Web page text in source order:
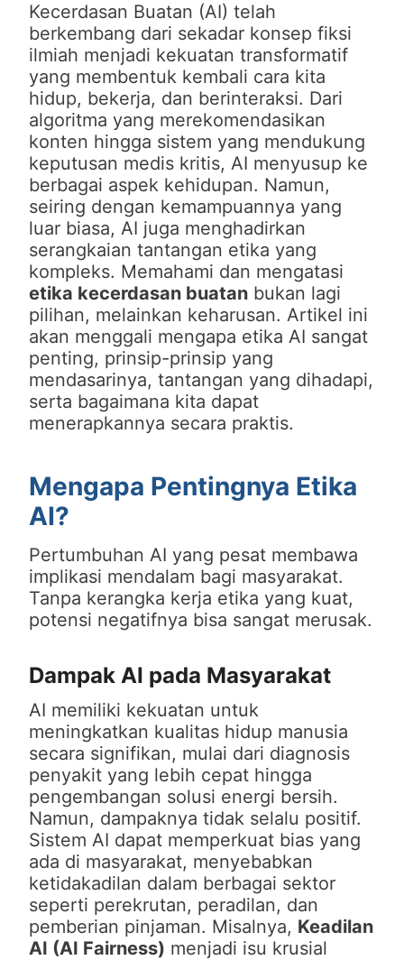
Kecerdasan Buatan (AI) telah
berkembang dari sekadar konsep fiksi
ilmiah menjadi kekuatan transformatif
yang membentuk kembali cara kita
hidup, bekerja, dan berinteraksi. Dari
algoritma yang merekomendasikan
konten hingga sistem yang mendukung
keputusan medis kritis, AI menyusup ke
berbagai aspek kehidupan. Namun,
seiring dengan kemampuannya yang
luar biasa, AI juga menghadirkan
serangkaian tantangan etika yang
kompleks. Memahami dan mengatasi
etika kecerdasan buatan bukan lagi
pilihan, melainkan keharusan. Artikel ini
akan menggali mengapa etika AI sangat
penting, prinsip-prinsip yang
mendasarinya, tantangan yang dihadapi,
serta bagaimana kita dapat
menerapkannya secara praktis.
Mengapa Pentingnya Etika
AI?
Pertumbuhan AI yang pesat membawa
implikasi mendalam bagi masyarakat.
Tanpa kerangka kerja etika yang kuat,
potensi negatifnya bisa sangat merusak.
Dampak AI pada Masyarakat
AI memiliki kekuatan untuk
meningkatkan kualitas hidup manusia
secara signifikan, mulai dari diagnosis
penyakit yang lebih cepat hingga
pengembangan solusi energi bersih.
Namun, dampaknya tidak selalu positif.
Sistem AI dapat memperkuat bias yang
ada di masyarakat, menyebabkan
ketidakadilan dalam berbagai sektor
seperti perekrutan, peradilan, dan
pemberian pinjaman. Misalnya, Keadilan
AI (AI Fairness) menjadi isu krusial